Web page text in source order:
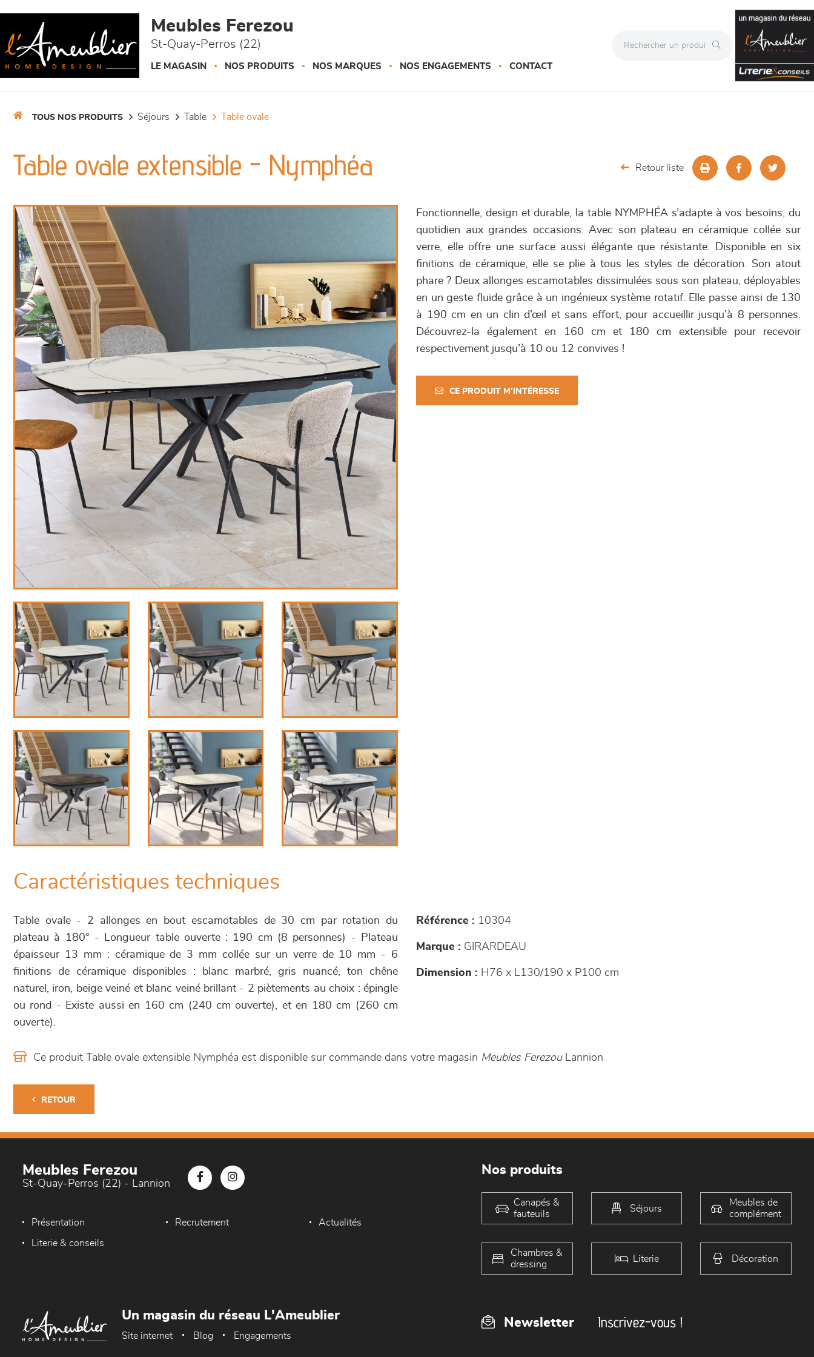
Meubles Ferezou
St-Quay-Perros (22)
LE MAGASIN NOS PRODUITS NOS MARQUES NOS ENGAGEMENTS CONTACT
TOUS NOS PRODUITS séjours table table ovale
Table ovale extensible - Nymphéa Retour liste
Fonctionnelle, design et durable, la table NYMPHÉA s’adapte à vos besoins, du
quotidien aux grandes occasions. Avec son plateau en céramique collée sur
verre, elle offre une surface aussi élégante que résistante. Disponible en six
finitions de céramique, elle se plie à tous les styles de décoration. Son atout
phare ? Deux allonges escamotables dissimulées sous son plateau, déployables
en un geste fluide grâce à un ingénieux système rotatif. Elle passe ainsi de 130
à 190 cm en un clin d’œil et sans effort, pour accueillir jusqu’à 8 personnes.
Découvrez-la également en 160 cm et 180 cm extensible pour recevoir
respectivement jusqu’à 10 ou 12 convives !
CE PRODUIT M'INTÉRESSE
Caractéristiques techniques
Table ovale - 2 allonges en bout escamotables de 30 cm par rotation du
plateau à 180° - Longueur table ouverte : 190 cm (8 personnes) - Plateau
épaisseur 13 mm : céramique de 3 mm collée sur un verre de 10 mm - 6
finitions de céramique disponibles : blanc marbré, gris nuancé, ton chêne
naturel, iron, beige veiné et blanc veiné brillant - 2 piètements au choix : épingle
ou rond - Existe aussi en 160 cm (240 cm ouverte), et en 180 cm (260 cm
ouverte).
Référence : 10304
Marque : GIRARDEAU
Dimension : H76 x L130/190 x P100 cm
Ce produit Table ovale extensible Nymphéa est disponible sur commande dans votre magasin Meubles FerezouLannion
RETOUR
Meubles Ferezou
St-Quay-Perros (22) - Lannion
Présentation Recrutement Actualités
Literie & conseils
Nos produits
Canapés &
fauteuils
Séjours
Meubles de
complément
Chambres &
dressing
Literie Décoration
Newsletter Inscrivez-vous !
Un magasin du réseau L'Ameublier
Site internet Blog Engagements